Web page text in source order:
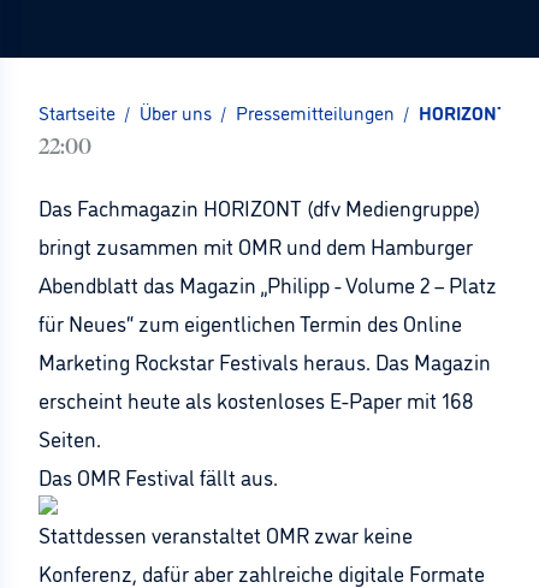
Startseite / Über uns / Pressemitteilungen / HORIZONT
22:00
Das Fachmagazin HORIZONT (dfv Mediengruppe)
bringt zusammen mit OMR und dem Hamburger
Abendblatt das Magazin „Philipp - Volume 2 – Platz
für Neues“ zum eigentlichen Termin des Online
Marketing Rockstar Festivals heraus. Das Magazin
erscheint heute als kostenloses E-Paper mit 168
Seiten.
Das OMR Festival fällt aus.
Stattdessen veranstaltet OMR zwar keine
Konferenz, dafür aber zahlreiche digitale Formate